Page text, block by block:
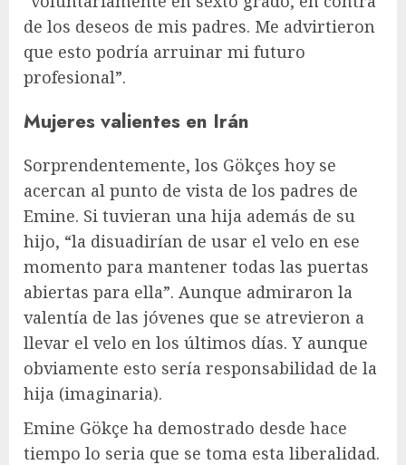
de los deseos de mis padres. Me advirtieron
que esto podría arruinar mi futuro
profesional”.
Mujeres valientes en Irán
Sorprendentemente, los Gökçes hoy se
acercan al punto de vista de los padres de
Emine. Si tuvieran una hija además de su
hijo, “la disuadirían de usar el velo en ese
momento para mantener todas las puertas
abiertas para ella”. Aunque admiraron la
valentía de las jóvenes que se atrevieron a
llevar el velo en los últimos días. Y aunque
obviamente esto sería responsabilidad de la
hija (imaginaria).
Emine Gökçe ha demostrado desde hace
tiempo lo seria que se toma esta liberalidad.